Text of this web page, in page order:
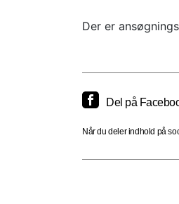
Der er
Del på
Når du deler indhold på